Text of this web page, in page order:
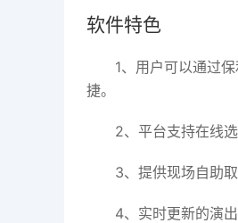
软件特色
1、用户可以通过
捷。
2、平台支持在线
3、提供现场自助
4、实时更新的演